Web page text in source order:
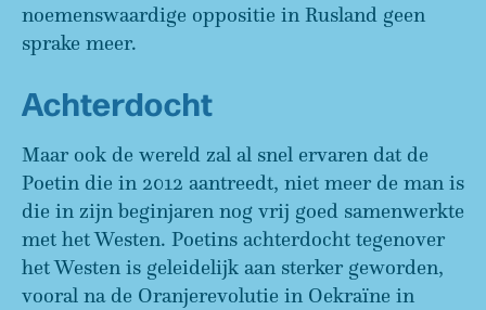
noemenswaardige oppositie in Rusland geen
sprake meer.
Achterdocht
Maar ook de wereld zal al snel ervaren dat de
Poetin die in 2012 aantreedt, niet meer de man is
die in zijn beginjaren nog vrij goed samenwerkte
met het Westen. Poetins achterdocht tegenover
het Westen is geleidelijk aan sterker geworden,
vooral na de Oranjerevolutie in Oekraïne in